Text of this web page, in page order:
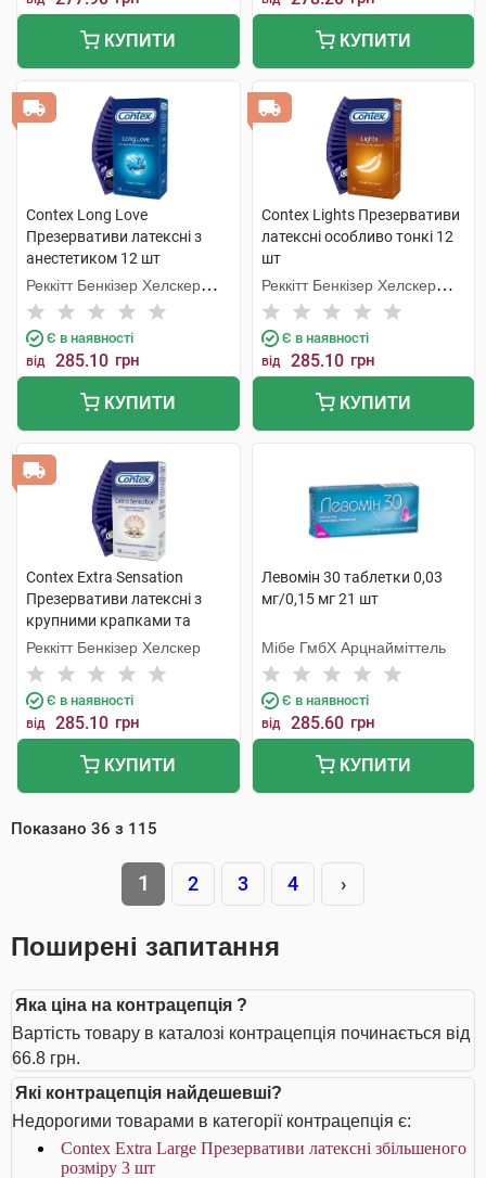
КУПИТИ КУПИТИ
Contex Long Love
Презервативи латексні з
анестетиком 12 шт
Реккітт Бенкізер Хелскер
Мануфектурінг
Є в наявності
від 285.10 грн
КУПИТИ
Contex Lights Презервативи
латексні особливо тонкі 12
шт
Реккітт Бенкізер Хелскер
Мануфектурінг
Є в наявності
від 285.10 грн
КУПИТИ
Contex Extra Sensation
Презервативи латексні з
крупними крапками та
ребрами 12 шт
Реккітт Бенкізер Хелскер
Є в наявності
від 285.10 грн
КУПИТИ
Левомін 30 таблетки 0,03
мг/0,15 мг 21 шт
Мібе ГмбХ Арцнайміттель
Є в наявності
від 285.60 грн
КУПИТИ
Показано 36 з 115
1 2 3 4 ›
Поширені запитання
Яка ціна на контрацепція ?
Вартість товару в каталозі контрацепція починається від
66.8 грн.
Які контрацепція найдешевші?
Недорогими товарами в категорії контрацепція є:
Contex Extra Large Презервативи латексні збільшеного
розміру 3 шт